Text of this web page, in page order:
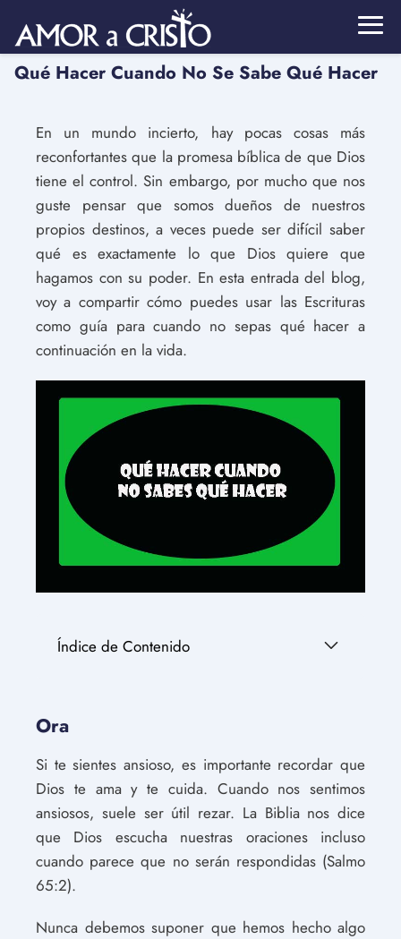
Qué Hacer Cuando No Se Sabe Qué Hacer
En un mundo incierto, hay pocas cosas más
reconfortantes que la promesa bíblica de que Dios
tiene el control. Sin embargo, por mucho que nos
guste pensar que somos dueños de nuestros
propios destinos, a veces puede ser difícil saber
qué es exactamente lo que Dios quiere que
hagamos con su poder. En esta entrada del blog,
voy a compartir cómo puedes usar las Escrituras
como guía para cuando no sepas qué hacer a
continuación en la vida.
Índice de Contenido
Ora
Si te sientes ansioso, es importante recordar que
Dios te ama y te cuida. Cuando nos sentimos
ansiosos, suele ser útil rezar. La Biblia nos dice
que Dios escucha nuestras oraciones incluso
cuando parece que no serán respondidas (Salmo
65:2).
Nunca debemos suponer que hemos hecho algo